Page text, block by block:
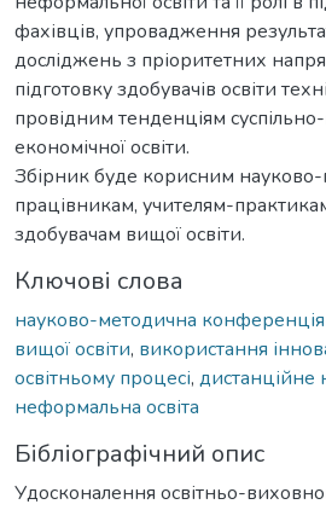
фахівців, упровадження
досліджень з пріоритетних
підготовку здобувачів освіти
провідним тенденціям суспільно-
економічної освіти.
Збірник буде корисним науково-
працівникам, учителям-
здобувачам вищої освіти.
Ключові слова
науково-методична
вищої освіти, використання
освітньому процесі, дистанційне
неформальна освіта
Бібліографічний опис
Удосконалення освітньо-